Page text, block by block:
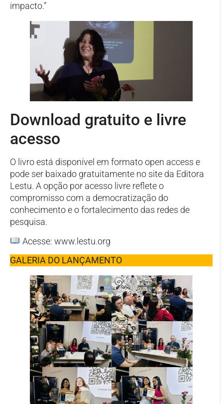
impacto.”
Download gratuito e livre
acesso
O livro está disponível em formato open access e
pode ser baixado gratuitamente no site da Editora
Lestu. A opção por acesso livre reflete o
compromisso com a democratização do
conhecimento e o fortalecimento das redes de
pesquisa.
Acesse: www.lestu.org
GALERIA DO LANÇAMENTO